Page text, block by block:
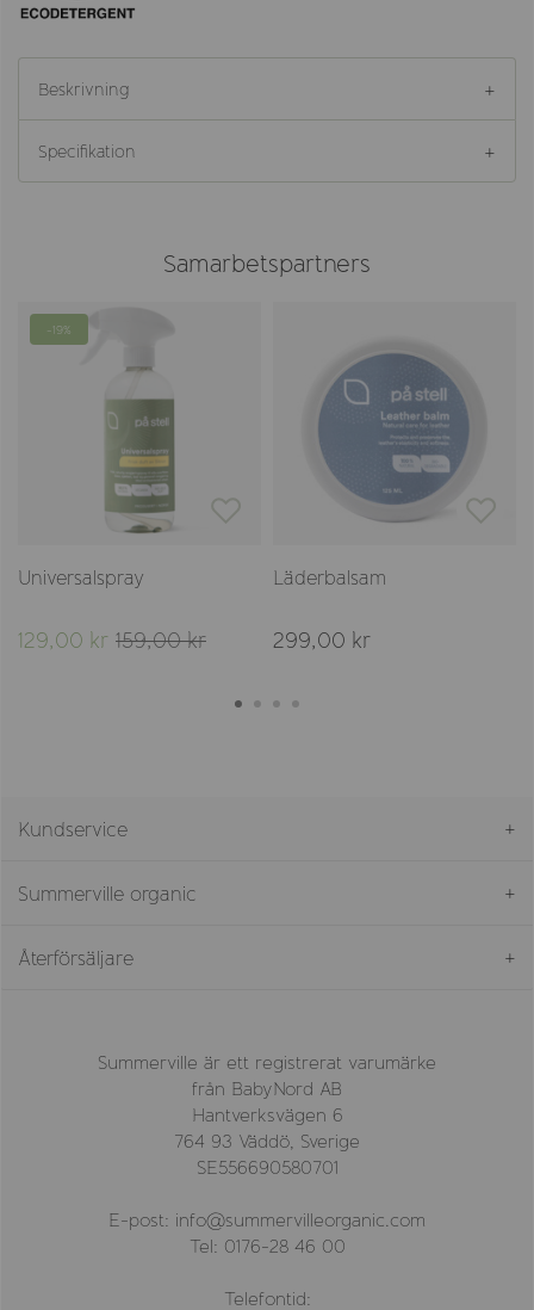
Beskrivning
Specifikation
Samarbetspartners
-19%
Universalspray
129,00 kr 159,00 kr
Läderbalsam
299,00 kr
Kundservice
Summerville organic
Återförsäljare
Summerville är ett registrerat varumärke
från BabyNord AB
Hantverksvägen 6
764 93 Väddö, Sverige
SE556690580701
E-post: info@summervilleorganic.com
Tel: 0176-28 46 00
Telefontid: